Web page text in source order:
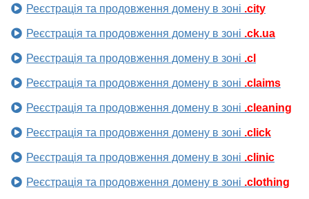
Реєстрація та продовження домену в зоні .city
Реєстрація та продовження домену в зоні .ck.ua
Реєстрація та продовження домену в зоні .cl
Реєстрація та продовження домену в зоні .claims
Реєстрація та продовження домену в зоні .cleaning
Реєстрація та продовження домену в зоні .click
Реєстрація та продовження домену в зоні .clinic
Реєстрація та продовження домену в зоні .clothing